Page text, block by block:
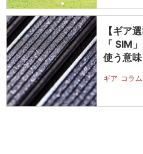
【ギア
「 SIM
使う意
ギア コラム